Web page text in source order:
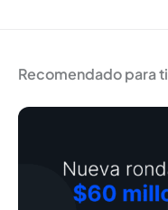
Recomendado para ti